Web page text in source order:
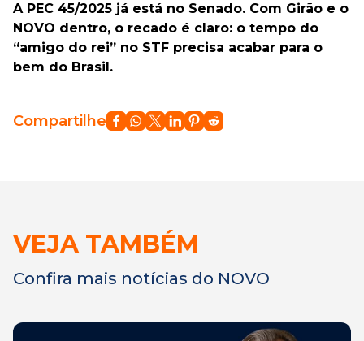
A PEC 45/2025 já está no Senado. Com Girão e o
NOVO dentro, o recado é claro: o tempo do
“amigo do rei” no STF precisa acabar para o
bem do Brasil.
Compartilhe
VEJA TAMBÉM
Confira mais notícias do NOVO